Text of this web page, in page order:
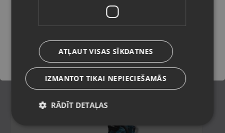
Stāvoklis Lietots (Garantija 6 mēneši)
45.00€
Saglabāt
ATĻAUT VISAS SĪKDATNES
IZMANTOT TIKAI NEPIECIEŠAMĀS
RĀDĪT DETAĻAS